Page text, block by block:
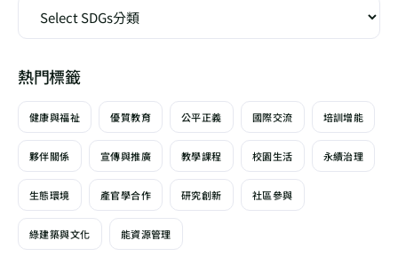
熱門標籤
健康與福祉 優質教育 公平正義 國際交流 培訓增能
夥伴關係 宣傳與推廣 教學課程 校園生活 永續治理
生態環境 產官學合作 研究創新 社區參與
綠建築與文化 能資源管理